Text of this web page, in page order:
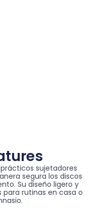
prácticos sujetadores
segura los discos
Su diseño ligero y
para rutinas en casa o